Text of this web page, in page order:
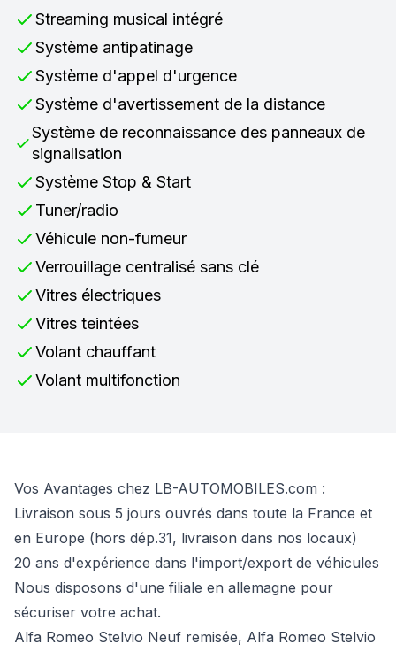
Streaming musical intégré
Système antipatinage
Système d'appel d'urgence
Système d'avertissement de la distance
Système de reconnaissance des panneaux de
signalisation
Système Stop & Start
Tuner/radio
Véhicule non-fumeur
Verrouillage centralisé sans clé
Vitres électriques
Vitres teintées
Volant chauffant
Volant multifonction
Vos Avantages chez LB-AUTOMOBILES.com :
Livraison sous 5 jours ouvrés dans toute la France et
en Europe (hors dép.31, livraison dans nos locaux)
20 ans d'expérience dans l'import/export de véhicules
Nous disposons d'une filiale en allemagne pour
sécuriser votre achat.
Alfa Romeo Stelvio Neuf remisée, Alfa Romeo Stelvio